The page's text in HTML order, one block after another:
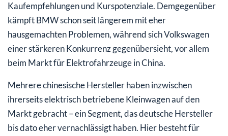
Kaufempfehlungen und Kurspotenziale. Demgegenüber
kämpft BMW schon seit längerem mit eher
hausgemachten Problemen, während sich Volkswagen
einer stärkeren Konkurrenz gegenübersieht, vor allem
beim Markt für Elektrofahrzeuge in China.
Mehrere chinesische Hersteller haben inzwischen
ihrerseits elektrisch betriebene Kleinwagen auf den
Markt gebracht – ein Segment, das deutsche Hersteller
bis dato eher vernachlässigt haben. Hier besteht für